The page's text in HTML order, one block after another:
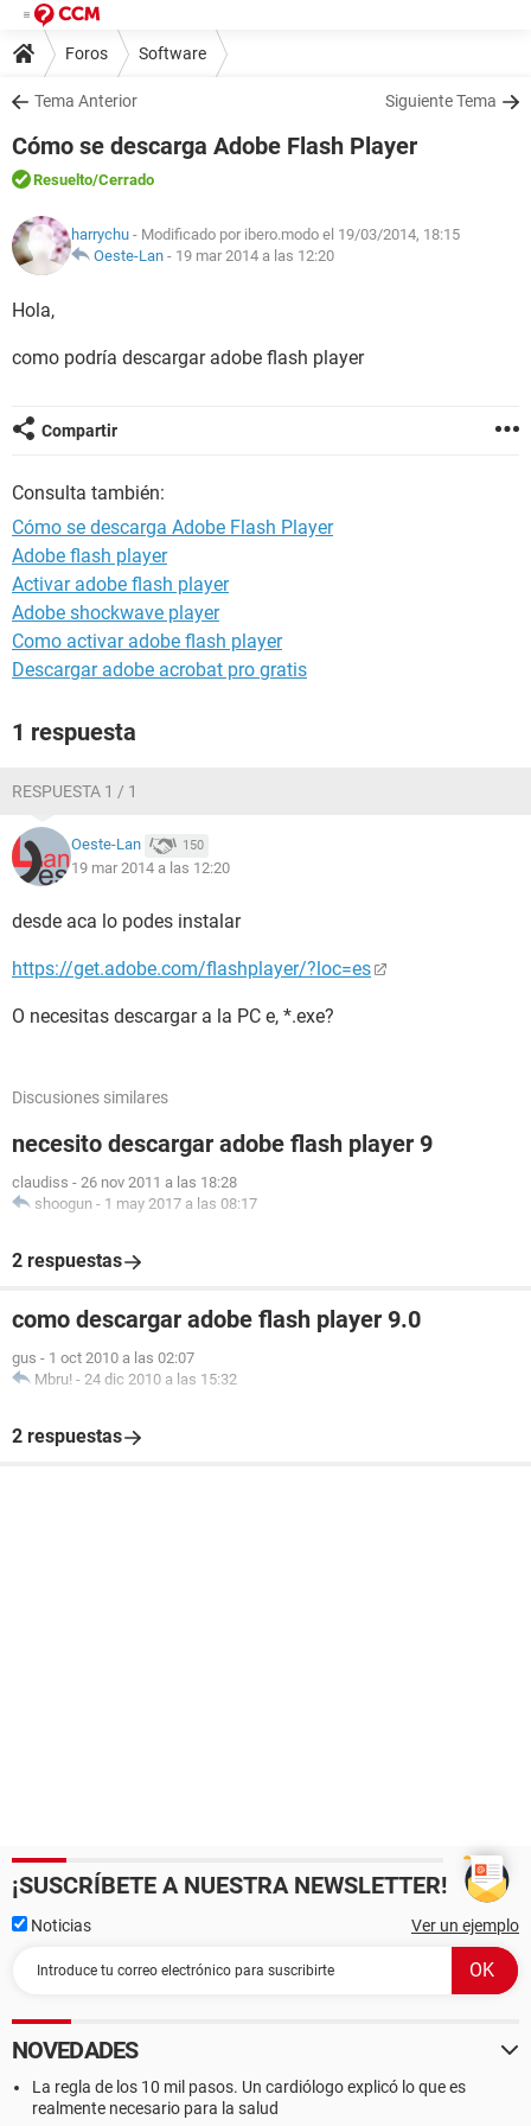
Foros Software
Tema Anterior Siguiente Tema
Cómo se descarga Adobe Flash Player
Resuelto/Cerrado
harrychu - Modificado por ibero.modo el 19/03/2014, 18:15
Oeste-Lan - 19 mar 2014 a las 12:20
Hola,
como podría descargar adobe flash player
Compartir
Consulta también:
Cómo se descarga Adobe Flash Player
Adobe flash player
Activar adobe flash player
Adobe shockwave player
Como activar adobe flash player
Descargar adobe acrobat pro gratis
1 respuesta
RESPUESTA 1 / 1
Oeste-Lan 150
19 mar 2014 a las 12:20
desde aca lo podes instalar
https://get.adobe.com/flashplayer/?loc=es
O necesitas descargar a la PC e, *.exe?
Discusiones similares
necesito descargar adobe flash player 9
claudiss - 26 nov 2011 a las 18:28
shoogun - 1 may 2017 a las 08:17
2 respuestas
como descargar adobe flash player 9.0
gus - 1 oct 2010 a las 02:07
Mbru! - 24 dic 2010 a las 15:32
2 respuestas
¡SUSCRÍBETE A NUESTRA NEWSLETTER!
Noticias Ver un ejemplo
NOVEDADES
La regla de los 10 mil pasos. Un cardiólogo explicó lo que es
realmente necesario para la salud